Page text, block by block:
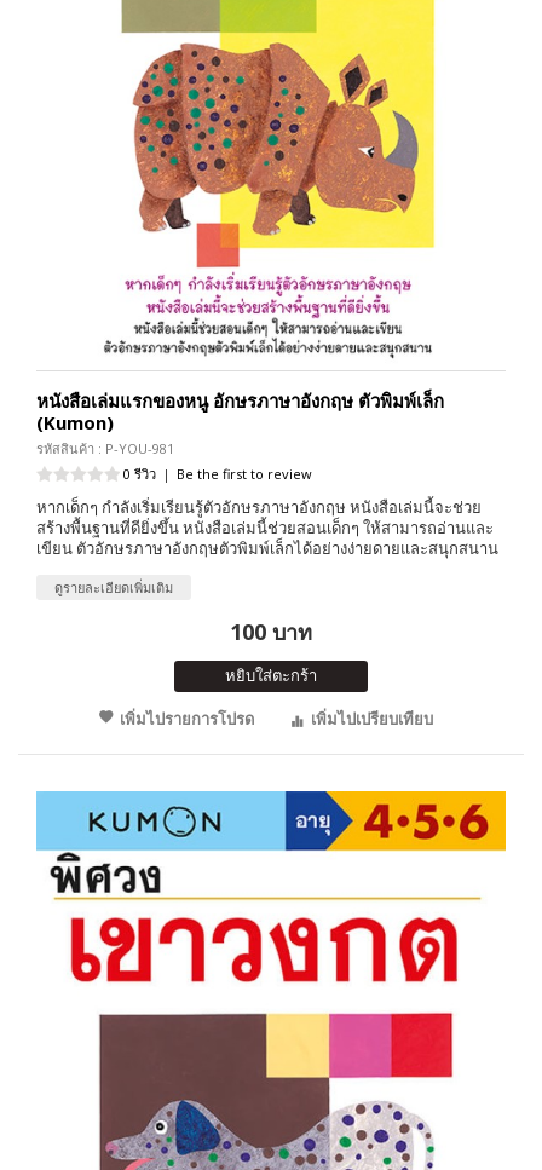
หนังสือเล่มแรกของหนู อักษรภาษาอังกฤษ ตัวพิมพ์เล็ก
(Kumon)
รหัสสินค้า : P-YOU-981
0 รีวิว | Be the first to review
หากเด็กๆ กำลังเริ่มเรียนรู้ตัวอักษรภาษาอังกฤษ หนังสือเล่มนี้จะช่วย
สร้างพื้นฐานที่ดียิ่งขึ้น หนังสือเล่มนี้ช่วยสอนเด็กๆ ให้สามารถอ่านและ
เขียน ตัวอักษรภาษาอังกฤษตัวพิมพ์เล็กได้อย่างง่ายดายและสนุกสนาน
ดูรายละเอียดเพิ่มเติม
100 บาท
หยิบใส่ตะกร้า
เพิ่มไปรายการโปรด
เพิ่มไปเปรียบเทียบ